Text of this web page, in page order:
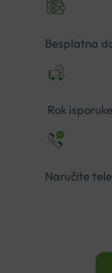
Besplatna
Rok
Naručite